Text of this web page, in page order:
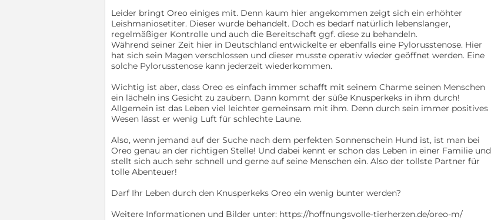
Leider bringt Oreo einiges mit. Denn kaum hier angekommen zeigt sich ein erhöhter
Leishmaniosetiter. Dieser wurde behandelt. Doch es bedarf natürlich lebenslanger,
regelmäßiger Kontrolle und auch die Bereitschaft ggf. diese zu behandeln.
Während seiner Zeit hier in Deutschland entwickelte er ebenfalls eine Pylorusstenose. Hier
hat sich sein Magen verschlossen und dieser musste operativ wieder geöffnet werden. Eine
solche Pylorusstenose kann jederzeit wiederkommen.
Wichtig ist aber, dass Oreo es einfach immer schafft mit seinem Charme seinen Menschen
ein lächeln ins Gesicht zu zaubern. Dann kommt der süße Knusperkeks in ihm durch!
Allgemein ist das Leben viel leichter gemeinsam mit ihm. Denn durch sein immer positives
Wesen lässt er wenig Luft für schlechte Laune.
Also, wenn jemand auf der Suche nach dem perfekten Sonnenschein Hund ist, ist man bei
Oreo genau an der richtigen Stelle! Und dabei kennt er schon das Leben in einer Familie und
stellt sich auch sehr schnell und gerne auf seine Menschen ein. Also der tollste Partner für
tolle Abenteuer!
Darf Ihr Leben durch den Knusperkeks Oreo ein wenig bunter werden?
Weitere Informationen und Bilder unter: https://hoffnungsvolle-tierherzen.de/oreo-m/